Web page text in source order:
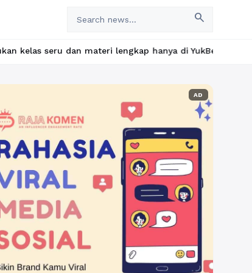
search
lengkap hanya di YukBelajar.com. Mulai
AD